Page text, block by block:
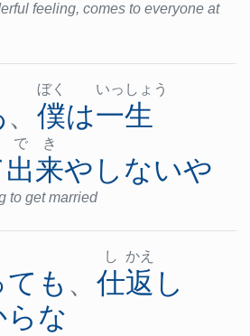
feeling, comes to everyone at
、
ぼく
僕は
いっ しょ う
一生
で き
出来やしないや
to get married
も 、
し かえ
仕返し
な